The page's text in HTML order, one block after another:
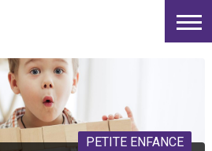
PETITE ENFANCE